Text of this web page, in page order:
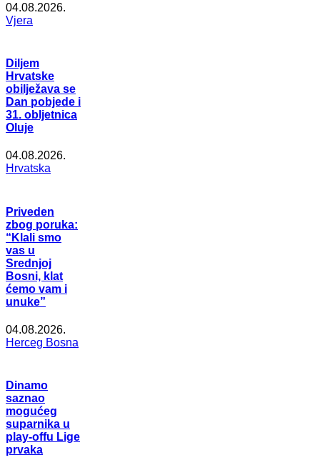
04.08.2026.
Vjera
Diljem
Hrvatske
obilježava se
Dan pobjede i
31. obljetnica
Oluje
04.08.2026.
Hrvatska
Priveden
zbog poruka:
“Klali smo
vas u
Srednjoj
Bosni, klat
ćemo vam i
unuke”
04.08.2026.
Herceg Bosna
Dinamo
saznao
mogućeg
suparnika u
play-offu Lige
prvaka